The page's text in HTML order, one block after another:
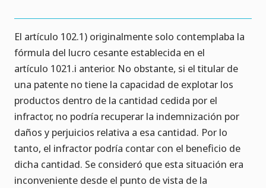
El artículo 102.1) originalmente solo contemplaba la
fórmula del lucro cesante establecida en el
artículo 1021.i anterior. No obstante, si el titular de
una patente no tiene la capacidad de explotar los
productos dentro de la cantidad cedida por el
infractor, no podría recuperar la indemnización por
daños y perjuicios relativa a esa cantidad. Por lo
tanto, el infractor podría contar con el beneficio de
dicha cantidad. Se consideró que esta situación era
inconveniente desde el punto de vista de la